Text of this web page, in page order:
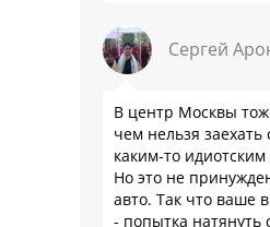
приоритетов из-за
уровня жизни, …
Сергей
В центр Москвы
чем нельзя заехать
каким-то
Но это не
авто. Так что ваше
- попытка натянуть